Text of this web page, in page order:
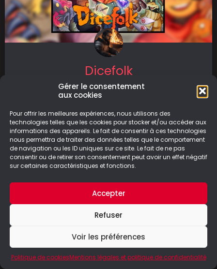
Gérer le consentement
aux cookies
Pour offrir les meilleures expériences, nous utilisons des
technologies telles que les cookies pour stocker et/ou accéder aux
informations des appareils. Le fait de consentir à ces technologies
nous permettra de traiter des données telles que le comportement
de navigation ou les ID uniques sur ce site. Le fait de ne pas
consentir ou de retirer son consentement peut avoir un effet négatif
sur certaines caractéristiques et fonctions.
Accepter
Refuser
Voir les préférences
Politique de cookiesMentions légales et politique de confidentialité
Dicefolk
Dicefolk est un jeu de stratégie au tour par
Switch.
LIRE LA SUITE
01/07/2024
© Le Geek Paresseux –Mentions légales & Politique de